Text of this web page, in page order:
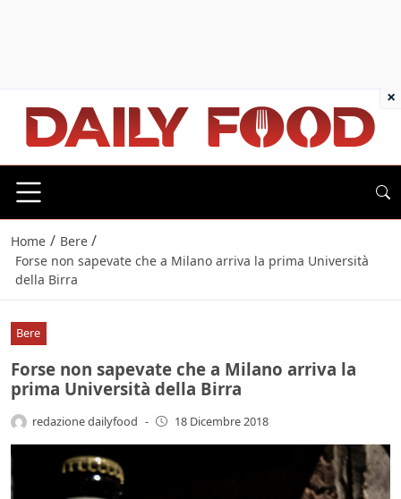
Home / Bere /
Forse non sapevate che a Milano arriva la prima Università
della Birra
Bere
Forse non sapevate che a Milano arriva la
prima Università della Birra
redazione dailyfood - 18 Dicembre 2018
×